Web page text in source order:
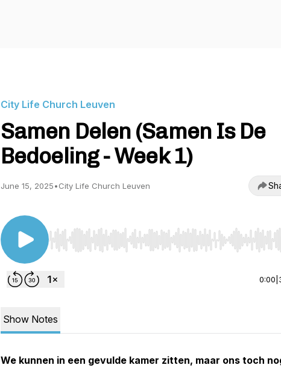
City Life Church Leuven
Samen Delen (Samen Is De
Bedoeling - Week 1)
June 15, 2025•City Life Church Leuven
Use Left/Right to seek, Home/End to jump to start or
0:00
Show Notes
We kunnen in een gevulde kamer zitten, maar ons toch